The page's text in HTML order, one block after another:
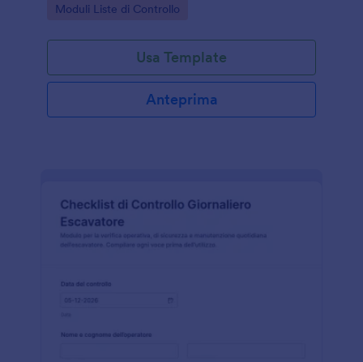
modulo online.
Go to Category:
Moduli Liste di Controllo
Usa Template
Anteprima